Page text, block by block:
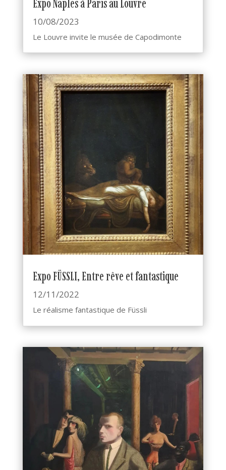
Expo Naples à Paris au Louvre
10/08/2023
Le Louvre invite le musée de Capodimonte
Expo FÜSSLI, Entre rêve et fantastique
12/11/2022
Le réalisme fantastique de Füssli